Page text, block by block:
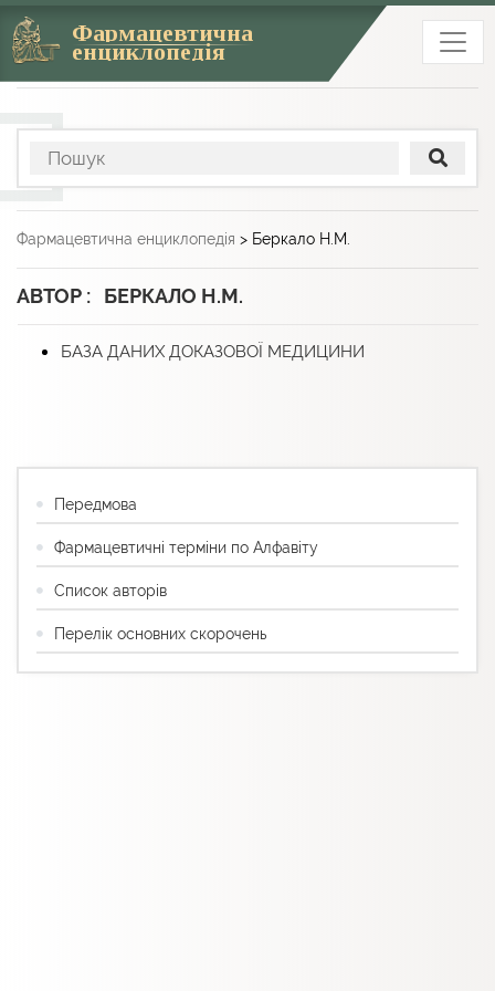
Фармацевтична
енциклопедія
Фармацевтична енциклопедія > Беркало Н.М.
АВТОР : БЕРКАЛО Н.М.
БАЗА ДАНИХ ДОКАЗОВОЇ МЕДИЦИНИ
Передмова
Фармацевтичні терміни по Алфавіту
Список авторів
Перелік основних скорочень